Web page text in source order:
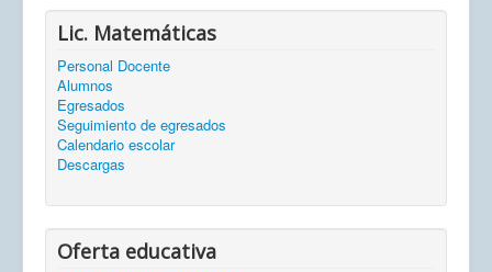
Lic. Matemáticas
Personal Docente
Alumnos
Egresados
Seguimiento de egresados
Calendario escolar
Descargas
Oferta educativa